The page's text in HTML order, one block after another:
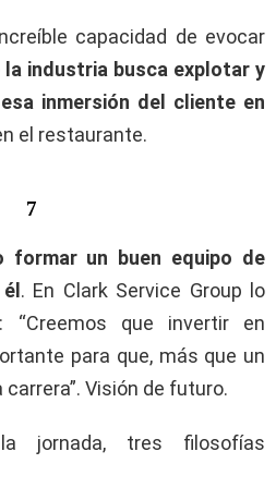
capacidad de evocar
la industria busca explotar y
inmersión del cliente en
el restaurante.
7
formar un buen equipo de
. En Clark Service Group lo
“Creemos que invertir en
para que, más que un
Visión de futuro.
jornada, tres filosofías